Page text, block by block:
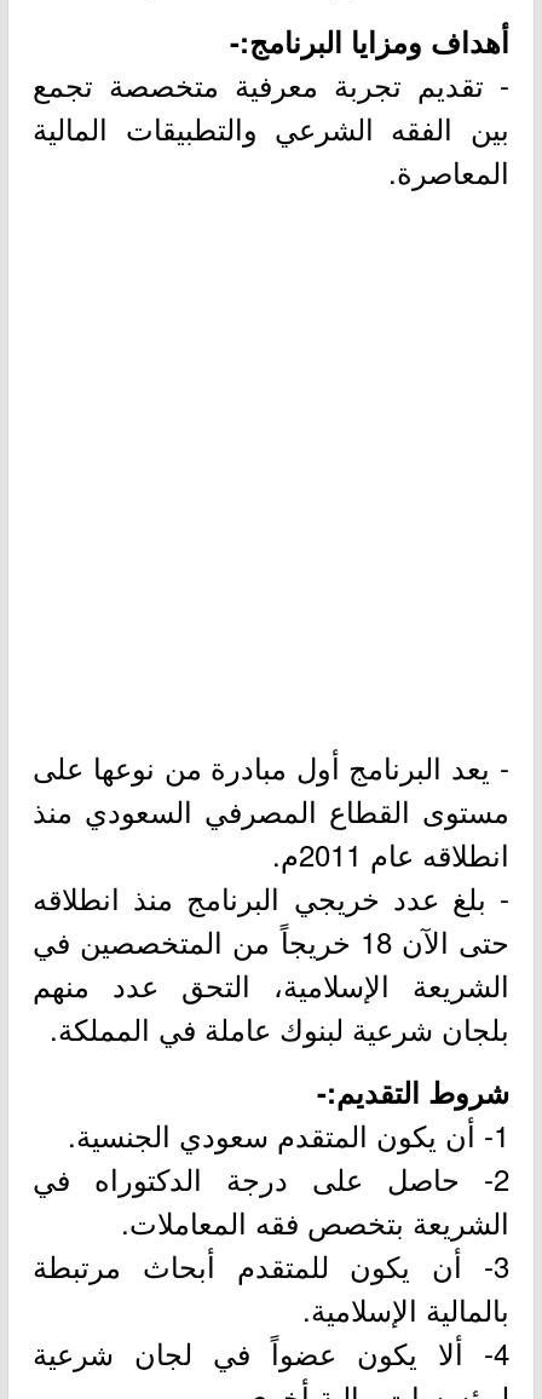
أهداف ومزايا البرنامج:-
- تقديم تجربة معرفية متخصصة تجمع
بين الفقه الشرعي والتطبيقات المالية
المعاصرة.
- يعد البرنامج أول مبادرة من نوعها على
مستوى القطاع المصرفي السعودي منذ
انطلاقه عام 2011م.
- بلغ عدد خريجي البرنامج منذ انطلاقه
حتى الآن 18 خريجاً من المتخصصين في
الشريعة الإسلامية، التحق عدد منهم
بلجان شرعية لبنوك عاملة في المملكة.
شروط التقديم:-
1- أن يكون المتقدم سعودي الجنسية.
2- حاصل على درجة الدكتوراه في
الشريعة بتخصص فقه المعاملات.
3- أن يكون للمتقدم أبحاث مرتبطة
بالمالية الإسلامية.
4- ألا يكون عضواً في لجان شرعية